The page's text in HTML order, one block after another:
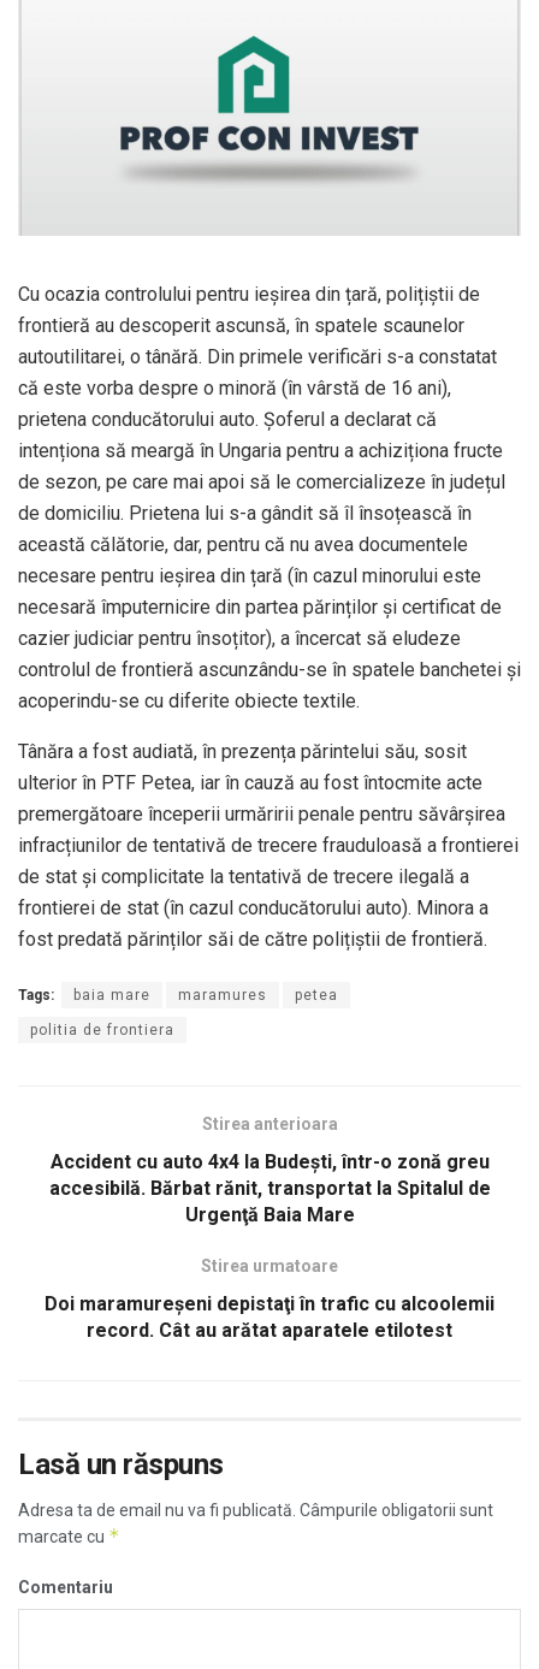
Cu ocazia controlului pentru ieșirea din țară, polițiștii de
frontieră au descoperit ascunsă, în spatele scaunelor
autoutilitarei, o tânără. Din primele verificări s-a constatat
că este vorba despre o minoră (în vârstă de 16 ani),
prietena conducătorului auto. Șoferul a declarat că
intenționa să meargă în Ungaria pentru a achiziționa fructe
de sezon, pe care mai apoi să le comercializeze în județul
de domiciliu. Prietena lui s-a gândit să îl însoțească în
această călătorie, dar, pentru că nu avea documentele
necesare pentru ieșirea din țară (în cazul minorului este
necesară împuternicire din partea părinților și certificat de
cazier judiciar pentru însoțitor), a încercat să eludeze
controlul de frontieră ascunzându-se în spatele banchetei și
acoperindu-se cu diferite obiecte textile.
Tânăra a fost audiată, în prezența părintelui său, sosit
ulterior în PTF Petea, iar în cauză au fost întocmite acte
premergătoare începerii urmăririi penale pentru săvârșirea
infracțiunilor de tentativă de trecere frauduloasă a frontierei
de stat și complicitate la tentativă de trecere ilegală a
frontierei de stat (în cazul conducătorului auto). Minora a
fost predată părinților săi de către polițiștii de frontieră.
Tags: baia mare maramures petea
politia de frontiera
Stirea anterioara
Accident cu auto 4x4 la Budeşti, într-o zonă greu
accesibilă. Bărbat rănit, transportat la Spitalul de
Urgenţă Baia Mare
Stirea urmatoare
Doi maramureşeni depistaţi în trafic cu alcoolemii
record. Cât au arătat aparatele etilotest
Lasă un răspuns
Adresa ta de email nu va fi publicată. Câmpurile obligatorii sunt
marcate cu *
Comentariu